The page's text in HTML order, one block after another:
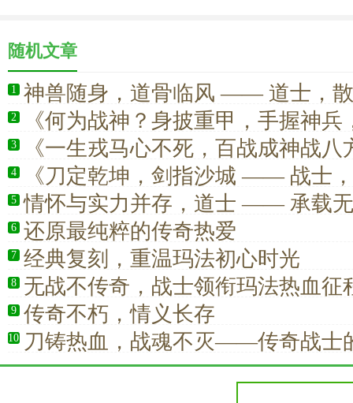
随机文章
1
神兽随身，道骨临风 —— 道士，
极浪漫
2
《何为战神？身披重甲，手握神兵
前》
3 《一生戎马心不死，百战成神战八
4
《刀定乾坤，剑指沙城 —— 战士
的绝对王者》
5 情怀与实力并存，道士 —— 承载
的青春记忆
6 还原最纯粹的传奇热爱
7 经典复刻，重温玛法初心时光
8 无战不传奇，战士领衔玛法热血征
9 传奇不朽，情义长存
10 刀铸热血，战魂不灭——传奇战士